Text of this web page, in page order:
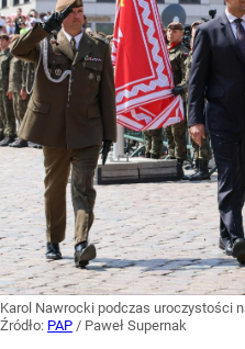
Karol Nawrocki podczas uroczystości
Źródło: PAP / Paweł Supernak